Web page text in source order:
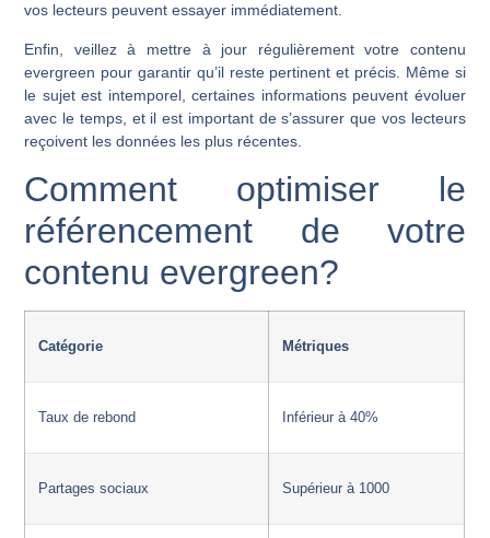
vos lecteurs peuvent essayer immédiatement.
Enfin, veillez à mettre à jour régulièrement votre contenu
evergreen pour garantir qu’il reste pertinent et précis. Même si
le sujet est intemporel, certaines informations peuvent évoluer
avec le temps, et il est important de s’assurer que vos lecteurs
reçoivent les données les plus récentes.
Comment optimiser le
référencement de votre
contenu evergreen?
Catégorie Métriques
Taux de rebond Inférieur à 40%
Partages sociaux Supérieur à 1000